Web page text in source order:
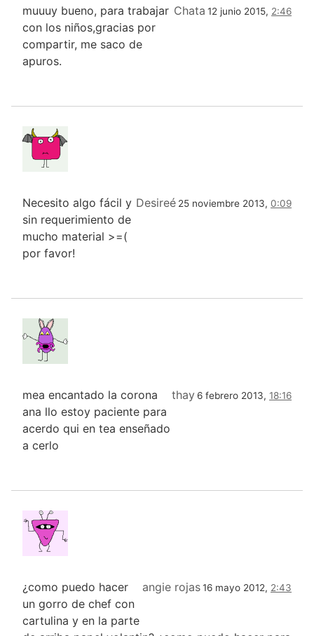
Chata 12 junio 2015, 2:46
muuuy bueno, para trabajar
con los niños,gracias por
compartir, me saco de
apuros.
Desireé 25 noviembre 2013, 0:09
Necesito algo fácil y
sin requerimiento de
mucho material >=(
por favor!
thay 6 febrero 2013, 18:16
mea encantado la corona
ana llo estoy paciente para
acerdo qui en tea enseñado
a cerlo
angie rojas16 mayo 2012, 2:43
¿como puedo hacer
un gorro de chef con
cartulina y en la parte